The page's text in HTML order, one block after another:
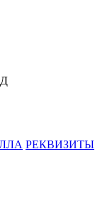
РЕКВИЗИТЫ